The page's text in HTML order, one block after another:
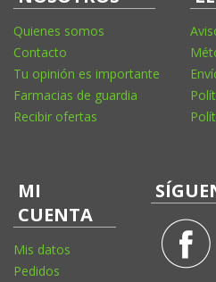
Quienes somos
Contacto
Tu opinión es importante
Farmacias de guardia
Recibir ofertas
MI
CUENTA
Mis datos
Pedidos